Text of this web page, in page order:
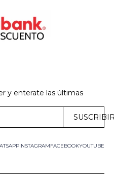
y enterate las últimas
FACEBOOKYOUTUBE
INSTAGRAM